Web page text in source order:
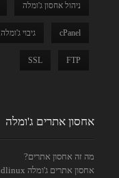
ניהול אחסון ג'ומלה
cPanel גיבוי ג'ומלה
FTP
SSL
אחסון אתרים ג'ומלה
מה זה אחסון אתרים?
אחסון אתרים ג'ומלה cloudlinux